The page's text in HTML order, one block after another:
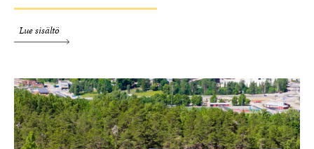
Lue sisältö